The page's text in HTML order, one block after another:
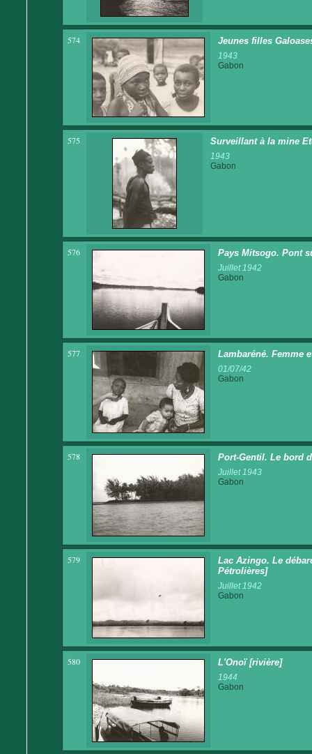
574 Jeunes filles
1943
Gabon
575 Surveillant à la mine
1943
Gabon
576 Pays Mitsogo. Pont
Juillet 1942
Gabon
577 Lambaréné. Femme
01/07/42
Gabon
578 Port-Gentil. Le bord
Juillet 1943
Gabon
579
Lac Azingo. Le
Pétrolières]
Juillet 1942
Gabon
580 L'Onoï [rivière]
1944
Gabon